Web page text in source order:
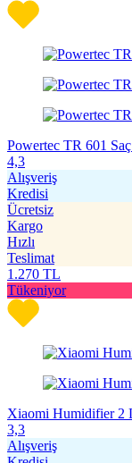
Powertec TR 601
4,3
Alışveriş
Kredisi
Ücretsiz
Kargo
Hızlı
Teslimat
1.270 TL
Tükeniyor
Xiaomi Humidifier 2
3,3
Alışveriş